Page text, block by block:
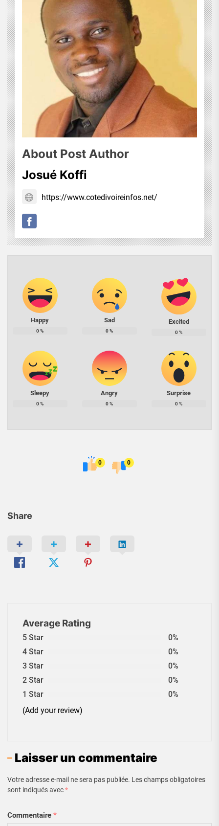
Share
About Post Author
Josué Koffi
https://www.cotedivoireinfos.net/
Happy
0%
Sad
0%
Excited
0%
Sleepy
0%
Angry
0%
Surprise
0%
0 0
Average Rating
5 Star
0%
4 Star
0%
3 Star
0%
2 Star
0%
1 Star
0%
(Add your review)
Laisser un commentaire
Votre adresse e-mail ne sera pas publiée. Les champs obligatoires
sont indiqués avec*
Commentaire *